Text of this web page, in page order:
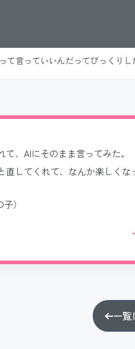
て言っていいんだってびっくりし
、AIにそのまま言ってみた。
直してくれて、なんか楽しくな
）
一覧